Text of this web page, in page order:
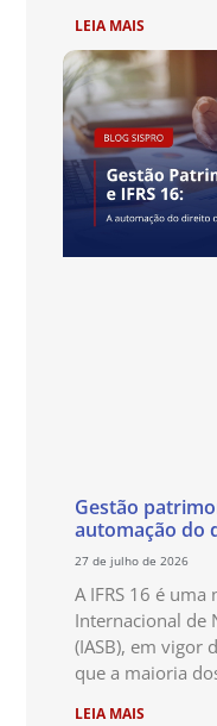
LEIA MAIS
Gestão
automação do
27 de julho de 2026
A IFRS 16 é
Internacional de
(IASB), em vigor
que a maioria
LEIA MAIS